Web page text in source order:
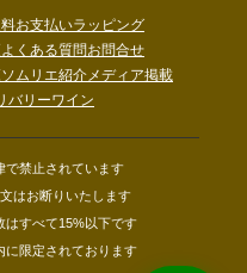
お支払いラッピング
よくある質問お問合せ
ソムリエ紹介メディア掲載
バリーワイン
で禁止されています
はお断りいたします
はすべて15%以下です
に限定されております